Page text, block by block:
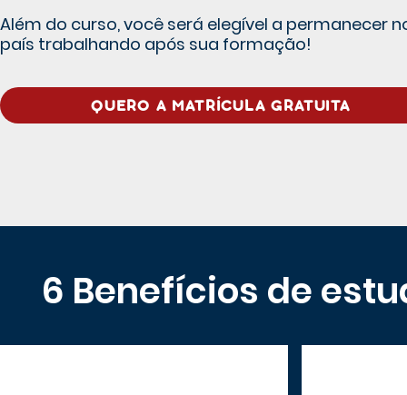
Além do curso, você será elegível a permanecer
país trabalhando após sua formação!
QUERO A MATRÍCULA GRATUITA
6 Benefícios de